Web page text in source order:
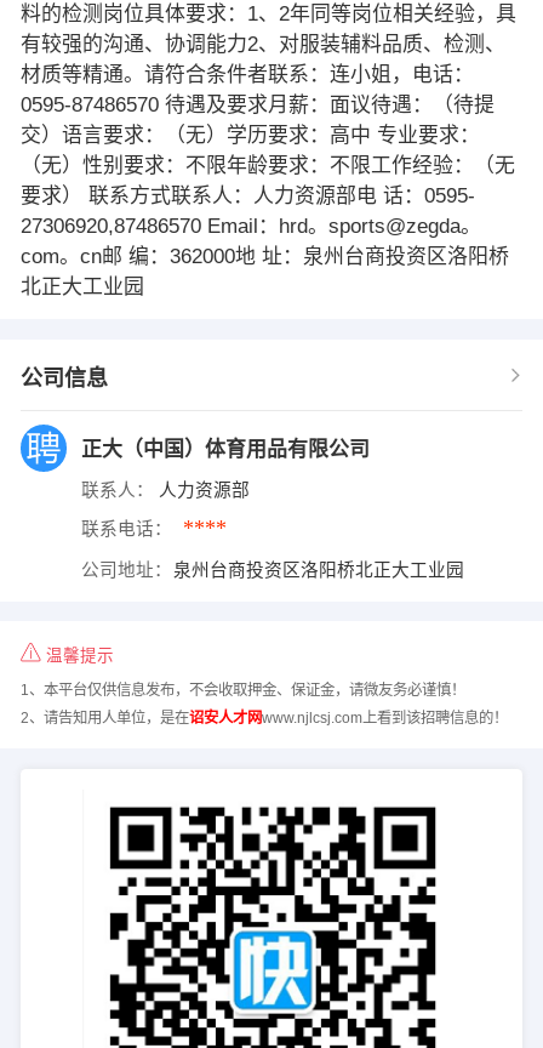
料的检测岗位具体要求：1、2年同等岗位相关经验，具
有较强的沟通、协调能力2、对服装辅料品质、检测、
材质等精通。请符合条件者联系：连小姐，电话：
0595-87486570 待遇及要求月薪：面议待遇：（待提
交）语言要求：（无）学历要求：高中 专业要求：
（无）性别要求：不限年龄要求：不限工作经验：（无
要求） 联系方式联系人：人力资源部电 话：0595-
27306920,87486570 Email：hrd。sports@zegda。
com。cn邮 编：362000地 址：泉州台商投资区洛阳桥
北正大工业园
公司信息
正大（中国）体育用品有限公司
联系人： 人力资源部
联系电话： ****
公司地址： 泉州台商投资区洛阳桥北正大工业园
温馨提示
1、本平台仅供信息发布，不会收取押金、保证金，请微友务必谨慎！
2、请告知用人单位，是在诏安人才网www.njlcsj.com上看到该招聘信息的！